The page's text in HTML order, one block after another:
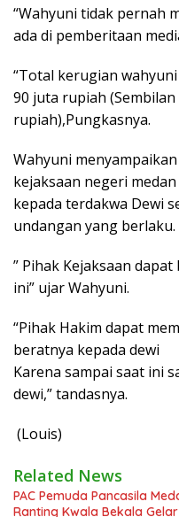
“Wahyuni tidak pernah
ada di pemberitaan
“Total kerugian
90 juta rupiah
rupiah),Pungkasnya.
Wahyuni
kejaksaan negeri
kepada terdakwa Dewi
undangan yang berlaku.
” Pihak Kejaksaan
ini” ujar Wahyuni.
“Pihak Hakim dapat
beratnya kepada dewi
Karena sampai saat ini
dewi,” tandasnya.
(Louis)
Related News
PAC Pemuda Pancasila
Ranting Kwala Bekala